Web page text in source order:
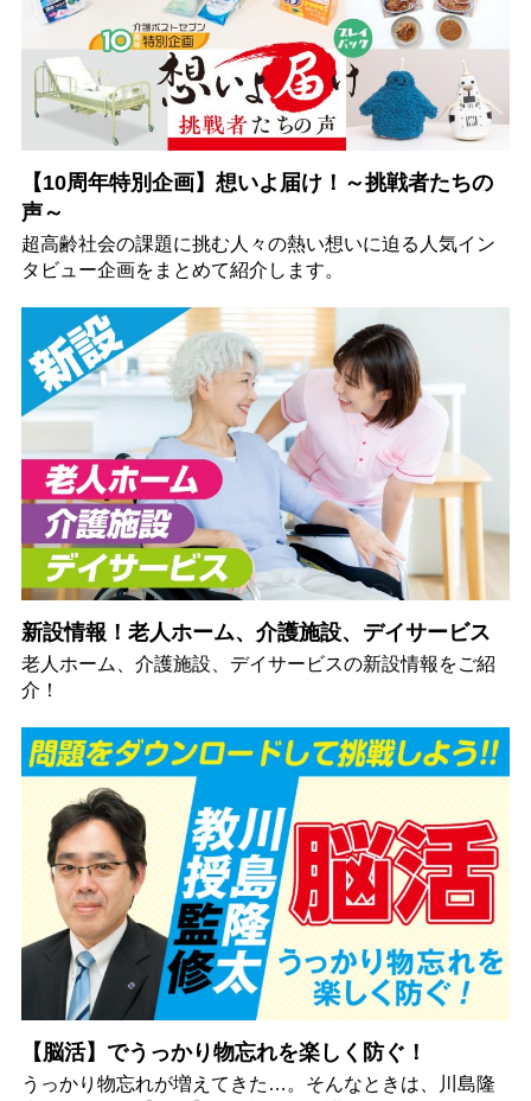
【10周年特別企画】想いよ届け！～挑戦者たちの
声～
超高齢社会の課題に挑む人々の熱い想いに迫る人気イン
タビュー企画をまとめて紹介します。
新設情報！老人ホーム、介護施設、デイサービス
老人ホーム、介護施設、デイサービスの新設情報をご紹
介！
【脳活】でうっかり物忘れを楽しく防ぐ！
うっかり物忘れが増えてきた…。そんなときは、川島隆